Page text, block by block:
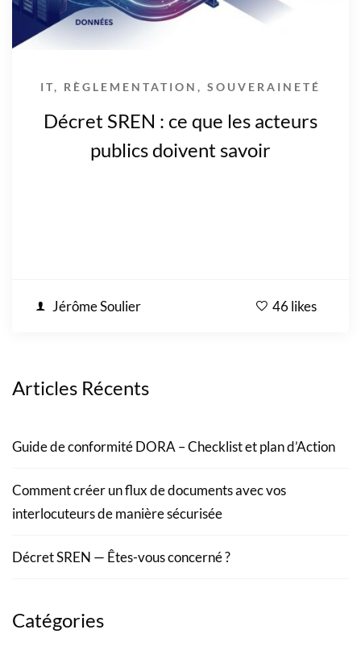
IT, RÈGLEMENTATION , SOUVERAINETÉ
Décret SREN : ce que les acteurs
publics doivent savoir
Jérôme Soulier 46 likes
Articles Récents
Guide de conformité DORA – Checklist et plan d’Action
Comment créer un flux de documents avec vos
interlocuteurs de manière sécurisée
Décret SREN — Êtes-vous concerné ?
Catégories